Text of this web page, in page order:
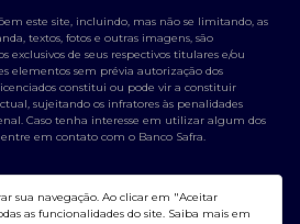
este site, incluindo, mas não se limitando, as
textos, fotos e outras imagens, são
exclusivos de seus respectivos titulares e/ou
elementos sem prévia autorização dos
constitui ou pode vir a constituir
sujeitando os infratores às penalidades
Caso tenha interesse em utilizar algum dos
em contato com o Banco Safra.
sua navegação. Ao clicar em "Aceitar
as funcionalidades do site. Saiba mais em